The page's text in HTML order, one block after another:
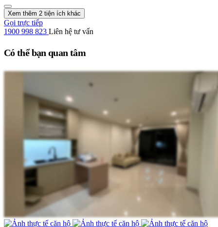
Xem thêm 2 tiện ích khác
Gọi trực tiếp
1900 998 823 Liên hệ tư vấn
Có thể bạn quan tâm